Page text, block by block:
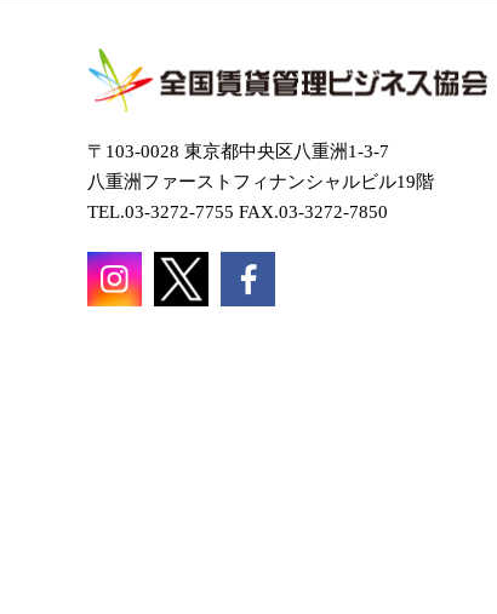
〒103-0028 東京都中央区八重洲1-3-7
八重洲ファーストフィナンシャルビル19階
TEL.03-3272-7755 FAX.03-3272-7850